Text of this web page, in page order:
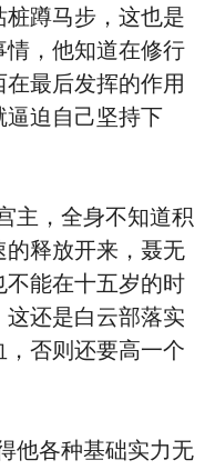
蹲马步，这也是
，他知道在修行
最后发挥的作用
逼迫自己坚持下
，全身不知道积
的释放开来，聂无
能在十五岁的时
还是白云部落实
否则还要高一个
各种基础实力无